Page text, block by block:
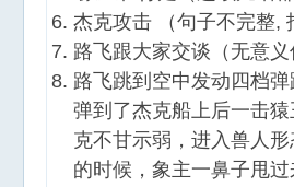
6. 杰克攻击 （句子不完整,
7. 路飞跟大家交谈（无意义
8. 路飞跳到空中发动四档
弹到了杰克船上后一击猿
克不甘示弱，进入兽人形
的时候，象主一鼻子甩过